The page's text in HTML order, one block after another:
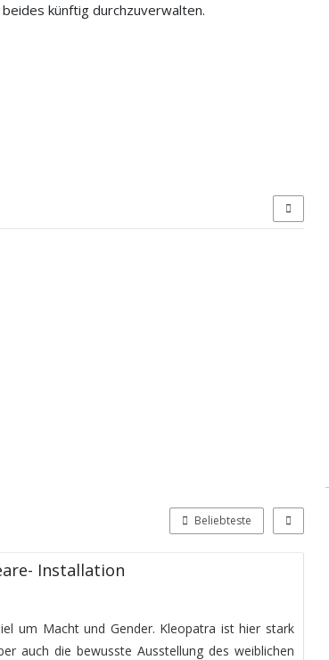
künftig durchzuverwalten.
Beliebteste
Installation
um Macht und Gender. Kleopatra ist hier stark
auch die bewusste Ausstellung des weiblichen